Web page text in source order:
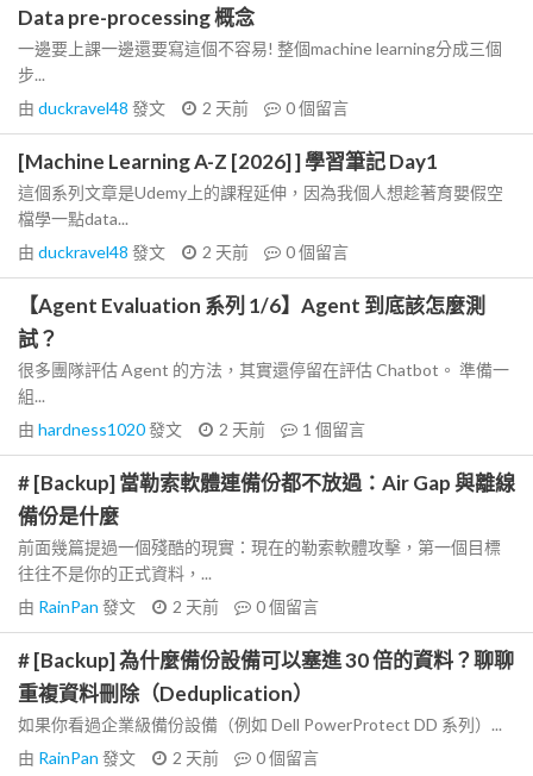
Data pre-processing 概念
一邊要上課一邊還要寫這個不容易! 整個machine learning分成三個
步...
由 duckravel48 發文 2 天前 0個留言
[Machine Learning A-Z [2026] ] 學習筆記 Day1
這個系列文章是Udemy上的課程延伸，因為我個人想趁著育嬰假空
檔學一點data...
由 duckravel48 發文 2 天前 0個留言
【Agent Evaluation 系列 1/6】Agent 到底該怎麼測
試？
很多團隊評估 Agent 的方法，其實還停留在評估 Chatbot。 準備一
組...
由 hardness1020發文 2 天前 1 個留言
# [Backup] 當勒索軟體連備份都不放過：Air Gap 與離線
備份是什麼
前面幾篇提過一個殘酷的現實：現在的勒索軟體攻擊，第一個目標
往往不是你的正式資料，...
由 RainPan 發文 2 天前 0個留言
# [Backup] 為什麼備份設備可以塞進 30 倍的資料？聊聊
重複資料刪除（Deduplication）
如果你看過企業級備份設備（例如 Dell PowerProtect DD 系列）...
由 RainPan 發文 2 天前 0個留言